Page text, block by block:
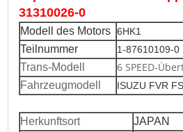
31310026-0
Modell des Motors 6HK1
Teilnummer 1-87610109-0
Trans-Modell 6 SPEED-
Fahrzeugmodell ISUZU FVR
Herkunftsort
JAPAN